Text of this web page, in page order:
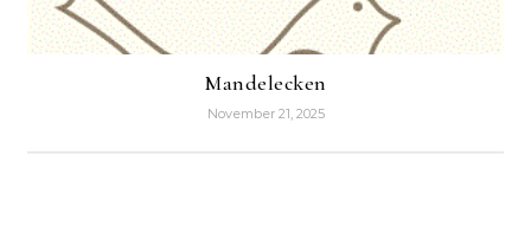
Mandelecken
November 21, 2025